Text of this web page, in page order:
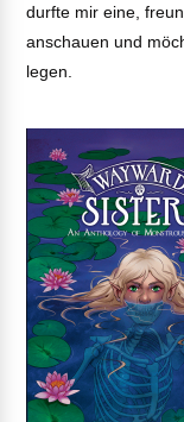
durfte mir eine,
anschauen und
legen.